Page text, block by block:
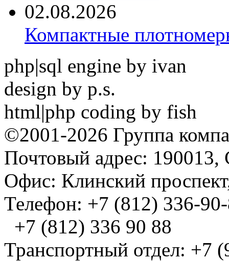
02.08.2026
Компактные
php|sql engine by ivan
design by p.s.
html|php coding by fish
©2001-2026 Группа
Почтовый адрес: 190013,
Офис: Клинский
Телефон: +7 (812) 336-
+7 (812) 336 90 88
Транспортный отдел: +7